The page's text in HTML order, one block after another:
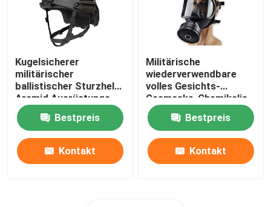
Kugelsicherer
militärischer
ballistischer Sturzhelm
Aramid Ausrüstungs-
NIJ IIIA
Bestpreis
Kontakt
Militärische
wiederverwendbare
volles Gesichts-
Gasmaske-Chemikalie
und biologisches
schützendesBestpreis
Kontakt